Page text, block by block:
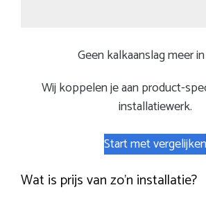
Geen kalkaanslag meer
Wij koppelen je aan product-
installatiewerk.
Start met vergelijken
Wat is prijs van zo’n installatie?